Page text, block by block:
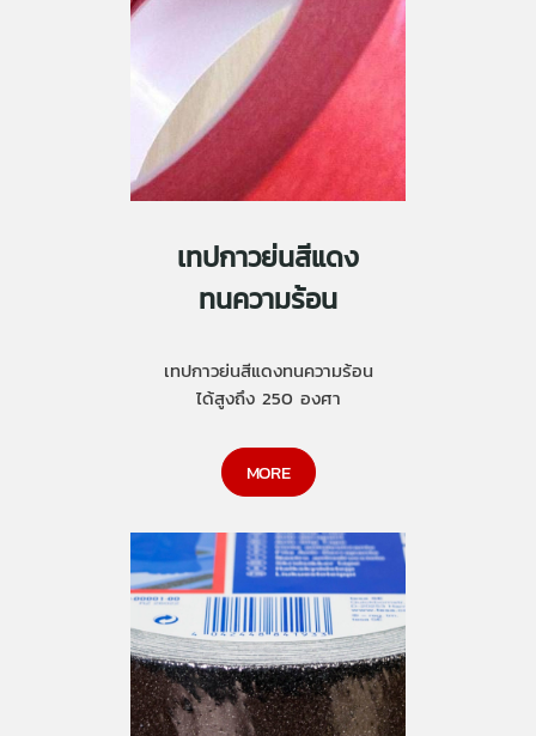
เทปกาวย่นสีแดง
ทนความร้อน
เทปกาวย่นสีแดงทนความร้อน
ได้สูงถึง 250 องศา
MORE